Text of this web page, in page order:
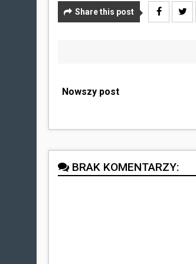
Share this post
Nowszy post
BRAK KOMENTARZY: